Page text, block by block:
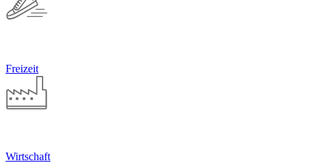
Freizeit
Wirtschaft